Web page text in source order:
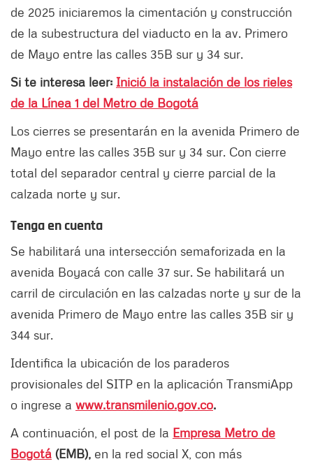
de 2025 iniciaremos la cimentación y construcción
de la subestructura del viaducto en la av. Primero
de Mayo entre las calles 35B sur y 34 sur.
Si te interesa leer: Inició la instalación de los rieles
de la Línea 1 del Metro de Bogotá
Los cierres se presentarán en la avenida Primero de
Mayo entre las calles 35B sur y 34 sur. Con cierre
total del separador central y cierre parcial de la
calzada norte y sur.
Tenga en cuenta
Se habilitará una intersección semaforizada en la
avenida Boyacá con calle 37 sur. Se habilitará un
carril de circulación en las calzadas norte y sur de la
avenida Primero de Mayo entre las calles 35B sir y
344 sur.
Identifica la ubicación de los paraderos
provisionales del SITP en la aplicación TransmiApp
o ingrese a www.transmilenio.gov.co.
A continuación, el post de la Empresa Metro de
Bogotá (EMB), en la red social X, con más